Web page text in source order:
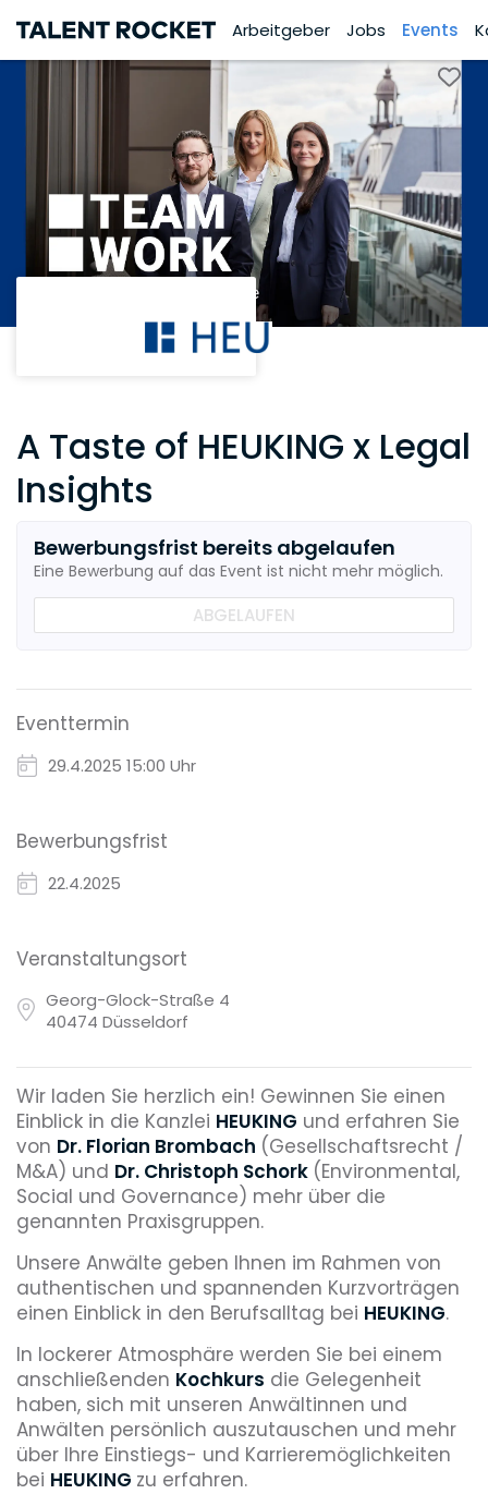
Arbeitgeber Jobs Events
A Taste of HEUKING x Legal
Insights
Bewerbungsfrist bereits abgelaufen
Eine Bewerbung auf das Event ist nicht mehr möglich.
ABGELAUFEN
Eventtermin
29.4.2025 15:00 Uhr
Bewerbungsfrist
22.4.2025
Veranstaltungsort
Georg-Glock-Straße 4
40474 Düsseldorf
Wir laden Sie herzlich ein! Gewinnen Sie einen
Einblick in die Kanzlei HEUKING und erfahren Sie
von Dr. Florian Brombach (Gesellschaftsrecht /
M&A) und Dr. Christoph Schork (Environmental,
Social und Governance) mehr über die
genannten Praxisgruppen.
Unsere Anwälte geben Ihnen im Rahmen von
authentischen und spannenden Kurzvorträgen
einen Einblick in den Berufsalltag bei HEUKING.
In lockerer Atmosphäre werden Sie bei einem
anschließenden Kochkurs die Gelegenheit
haben, sich mit unseren Anwältinnen und
Anwälten persönlich auszutauschen und mehr
über Ihre Einstiegs- und Karrieremöglichkeiten
bei HEUKING zu erfahren.